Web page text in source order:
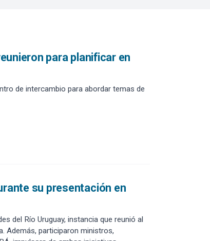
para planificar en
de intercambio para abordar temas de
su presentación en
del Río Uruguay, instancia que reunió al
Además, participaron ministros,